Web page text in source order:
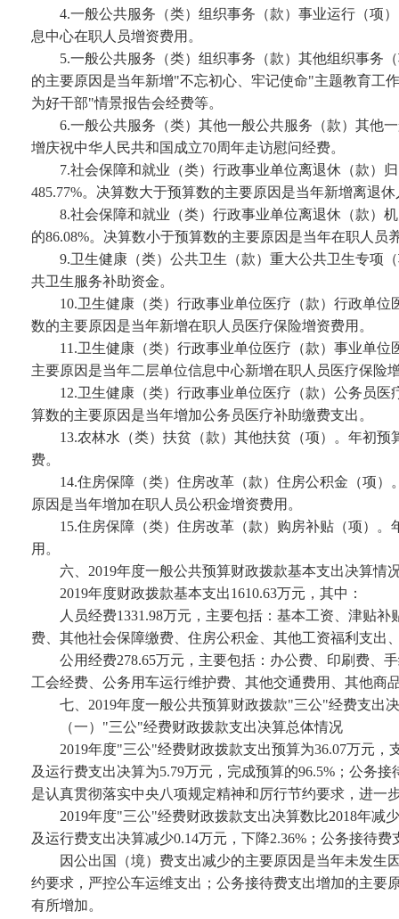
4.一般公共服务（类）组织事务（款）事业运行（项
息中心在职人员增资费用。
5.一般公共服务（类）组织事务（款）其他组织事务
的主要原因是当年新增"不忘初心、牢记使命"主题教育工
为好干部"情景报告会经费等。
6.一般公共服务（类）其他一般公共服务（款）其他
增庆祝中华人民共和国成立70周年走访慰问经费。
7.社会保障和就业（类）行政事业单位离退休（款）
485.77%。决算数大于预算数的主要原因是当年新增离退
8.社会保障和就业（类）行政事业单位离退休（款）
的86.08%。决算数小于预算数的主要原因是当年在职人员
9.卫生健康（类）公共卫生（款）重大公共卫生专项
共卫生服务补助资金。
10.卫生健康（类）行政事业单位医疗（款）行政单位
数的主要原因是当年新增在职人员医疗保险增资费用。
11.卫生健康（类）行政事业单位医疗（款）事业单
主要原因是当年二层单位信息中心新增在职人员医疗保险
12.卫生健康（类）行政事业单位医疗（款）公务员医
算数的主要原因是当年增加公务员医疗补助缴费支出。
13.农林水（类）扶贫（款）其他扶贫（项）。年初
费。
14.住房保障（类）住房改革（款）住房公积金（项）
原因是当年增加在职人员公积金增资费用。
15.住房保障（类）住房改革（款）购房补贴（项）
用。
六、 2019年度一般公共预算财政拨款基本支出决算情
2019年度财政拨款基本支出1610.63万元，其中：
人员经费1331.98万元，主要包括：基本工资、津贴
费、其他社会保障缴费、住房公积金、其他工资福利支出
公用经费278.65万元，主要包括：办公费、印刷费、
工会经费、公务用车运行维护费、其他交通费用、其他商
七、 2019年度一般公共预算财政拨款"三公"经费支出
（一） "三公"经费财政拨款支出决算总体情况
2019年度"三公"经费财政拨款支出预算为36.07万元
及运行费支出决算为5.79万元，完成预算的96.5%；公务
是认真贯彻落实中央八项规定精神和厉行节约要求，进
2019年度"三公"经费财政拨款支出决算数比2018年减
及运行费支出决算减少0.14万元，下降2.36%；公务接待费
因公出国（境）费支出减少的主要原因是当年未发生
约要求，严控公车运维支出；公务接待费支出增加的主
有所增加。